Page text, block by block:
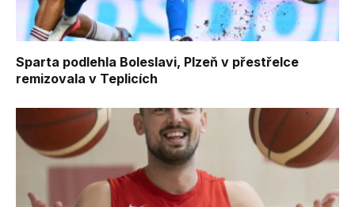
Sparta podlehla Boleslavi, Plzeň v přestřelce
remizovala v Teplicích